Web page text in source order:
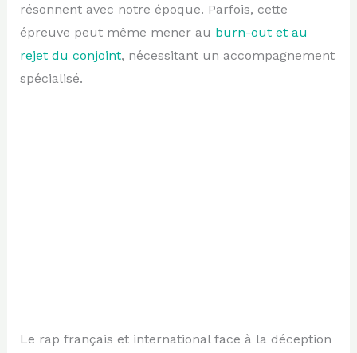
résonnent avec notre époque. Parfois, cette
épreuve peut même mener au burn-out et au
rejet du conjoint, nécessitant un accompagnement
spécialisé.
Le rap français et international face à la déception